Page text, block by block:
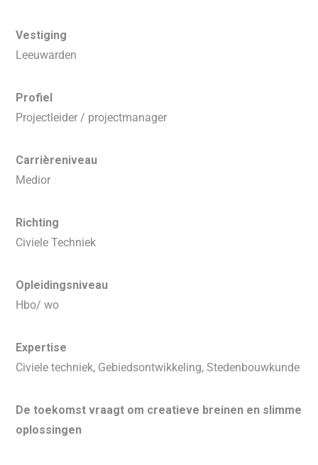
Vestiging
Leeuwarden
Profiel
Projectleider / projectmanager
Carrièreniveau
Medior
Richting
Civiele Techniek
Opleidingsniveau
Hbo/ wo
Expertise
Civiele techniek, Gebiedsontwikkeling, Stedenbouwkunde
De toekomst vraagt om creatieve breinen en slimme
oplossingen